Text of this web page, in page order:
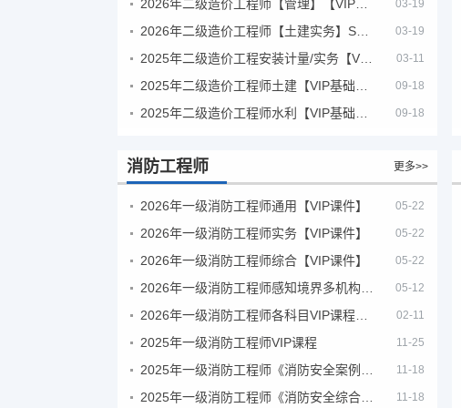
03-19
03-19
03-11
09-18
09-18
消防工程师 更多>>
2026年一级消防工程师通用【VIP课件】 05-22
2026年一级消防工程师实务【VIP课件】 05-22
2026年一级消防工程师综合【VIP课件】 05-22
05-12
02-11
2025年一级消防工程师VIP课程 11-25
11-18
11-18